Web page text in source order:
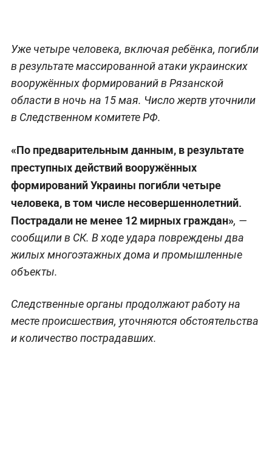
Уже четыре человека, включая ребёнка, погибли
в результате массированной атаки украинских
вооружённых формирований в Рязанской
области в ночь на 15 мая. Число жертв уточнили
в Следственном комитете РФ.
«По предварительным данным, в результате
преступных действий вооружённых
формирований Украины погибли четыре
человека, в том числе несовершеннолетний.
Пострадали не менее 12 мирных граждан», —
сообщили в СК. В ходе удара повреждены два
жилых многоэтажных дома и промышленные
объекты.
Следственные органы продолжают работу на
месте происшествия, уточняются обстоятельства
и количество пострадавших.